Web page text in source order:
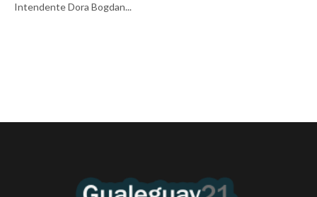
Intendente Dora Bogdan...